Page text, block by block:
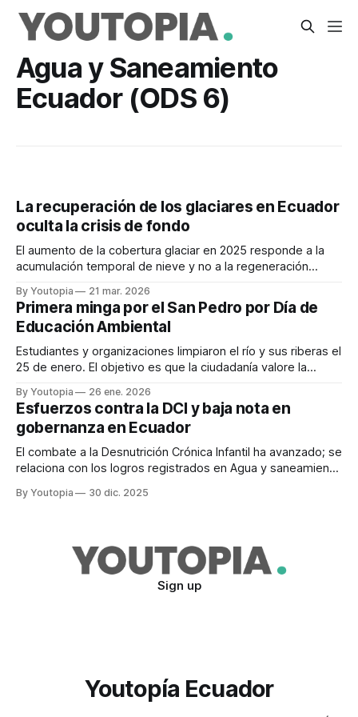
Agua y Saneamiento
Ecuador (ODS 6)
La recuperación de los glaciares en Ecuador
oculta la crisis de fondo
El aumento de la cobertura glaciar en 2025 responde a la
acumulación temporal de nieve y no a la regeneración
By Youtopia 21 mar. 2026
Primera minga por el San Pedro por Día de
Educación Ambiental
Estudiantes y organizaciones limpiaron el río y sus riberas el
25 de enero. El objetivo es que la ciudadanía valore la
By Youtopia 26 ene. 2026
Esfuerzos contra la DCI y baja nota en
gobernanza en Ecuador
El combate a la Desnutrición Crónica Infantil ha avanzado; se
relaciona con los logros registrados en Agua y saneamiento
By Youtopia 30 dic. 2025
Sign up
Youtopía Ecuador